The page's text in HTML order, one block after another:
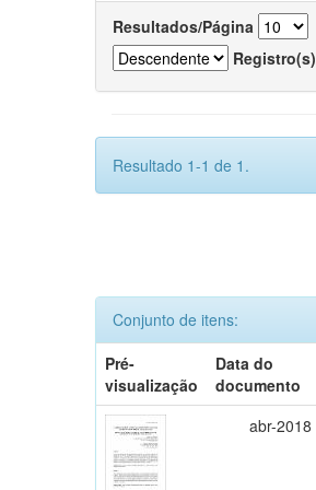
Resultados/Página
Registro(s)
Resultado 1-1 de 1.
Conjunto de itens:
Pré-
visualização
Data do
documento
abr-2018